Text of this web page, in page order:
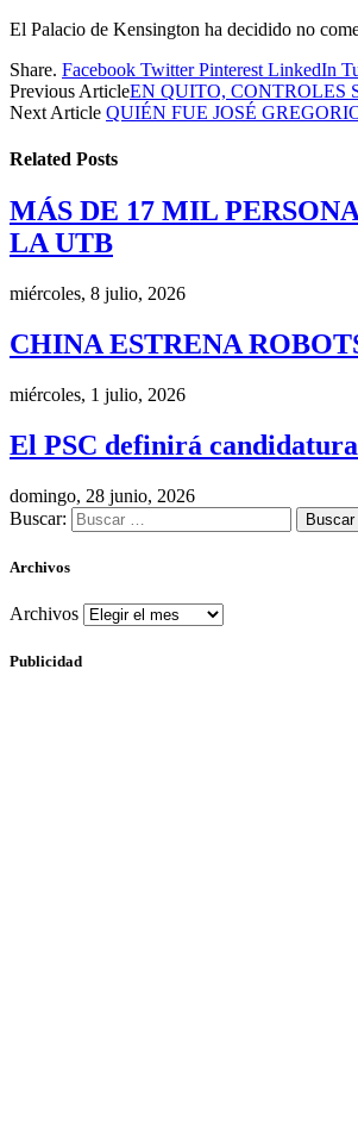
El Palacio de Kensington ha decidido no
Share. Facebook Twitter Pinterest LinkedIn
Previous ArticleEN QUITO, CONTROLES
Next Article QUIÉN FUE JOSÉ
Related Posts
MÁS DE 17 MIL
LA UTB
miércoles, 8 julio, 2026
CHINA ESTRENA
miércoles, 1 julio, 2026
El PSC definirá
domingo, 28 junio, 2026
Buscar:
Archivos
Archivos
Publicidad